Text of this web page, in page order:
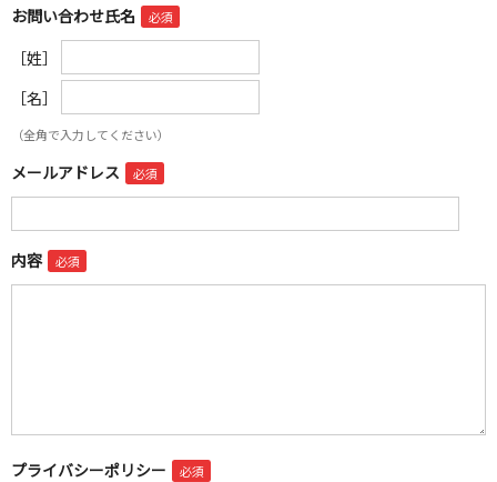
お問い合わせ氏名
［姓］
［名］
（全角で入力してください）
メールアドレス
内容
プライバシーポリシー